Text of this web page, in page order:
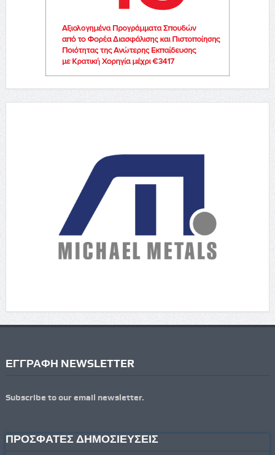
ΕΓΓΡΑΦΗ NEWSLETTER
Subscribe to our email newsletter.
ΠΡΟΣΦΑΤΕΣ ΔΗΜΟΣΙΕΥΣΕΙΣ